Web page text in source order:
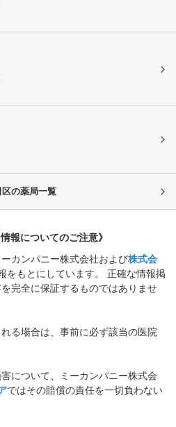
区の薬局一覧
報についてのご注意》
カンパニー株式会社および株式会
をもとにしています。 正確な情報掲
完全に保証するものではありませ
る場合は、事前に必ず該当の医院
について、ミーカンパニー株式会
ではその賠償の責任を一切負わない